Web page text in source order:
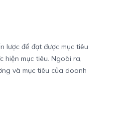
lược để đạt được mục tiêu
hiện mục tiêu. Ngoài ra,
và mục tiêu của doanh